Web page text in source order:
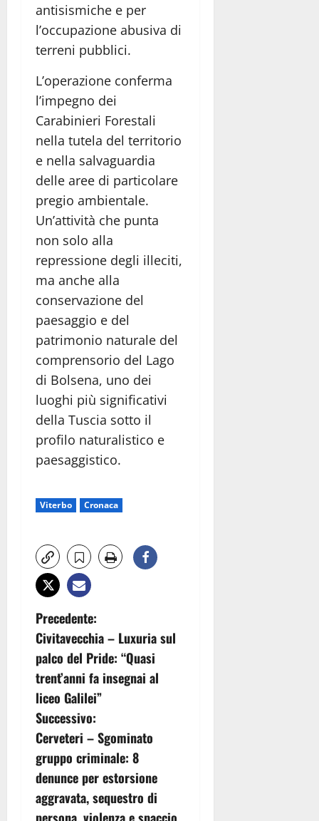
antisismiche e per
l’occupazione abusiva di
terreni pubblici.
L’operazione conferma
l’impegno dei
Carabinieri Forestali
nella tutela del territorio
e nella salvaguardia
delle aree di particolare
pregio ambientale.
Un’attività che punta
non solo alla
repressione degli illeciti,
ma anche alla
conservazione del
paesaggio e del
patrimonio naturale del
comprensorio del Lago
di Bolsena, uno dei
luoghi più significativi
della Tuscia sotto il
profilo naturalistico e
paesaggistico.
Viterbo Cronaca
N
a
v
i
g
a
z
Precedente:
Civitavecchia – Luxuria sul
palco del Pride: “Quasi
trent’anni fa insegnai al
liceo Galilei”
Successivo:
Cerveteri – Sgominato
gruppo criminale: 8
denunce per estorsione
aggravata, sequestro di
persona, violenza e spaccio